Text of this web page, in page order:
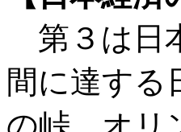
第３は日
間に達する